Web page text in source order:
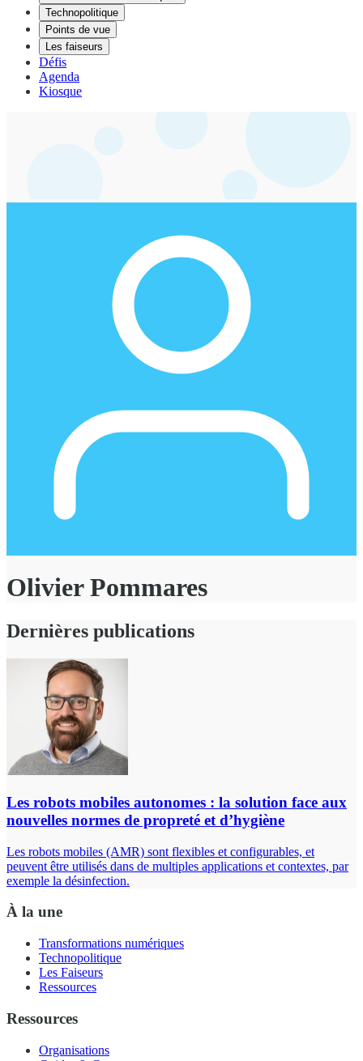
Technopolitique
Points de vue
Les faiseurs
Défis
Agenda
Kiosque
Olivier Pommares
Dernières publications
Les robots mobiles autonomes : la solution face aux
nouvelles normes de propreté et d’hygiène
Les robots mobiles (AMR) sont flexibles et configurables, et
peuvent être utilisés dans de multiples applications et contextes, par
exemple la désinfection.
À la une
Transformations numériques
Technopolitique
Les Faiseurs
Ressources
Ressources
Organisations